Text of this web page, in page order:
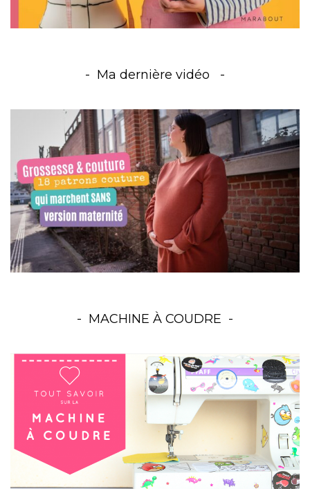
Ma dernière vidéo
MACHINE À COUDRE